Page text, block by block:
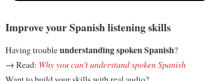
Improve your Spanish listening skills
Having troubleunderstanding spoken Spanish?
→ Read: Why you can't understand spoken Spanish